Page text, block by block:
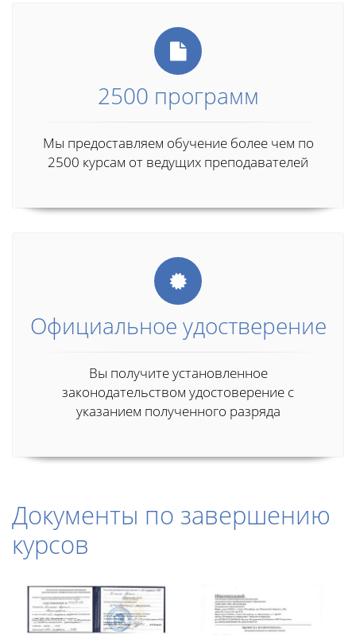
2500 программ
Мы предоставляем обучение более чем по
2500 курсам от ведущих преподавателей
Официальное удостверение
Вы получите установленное
законодательством удостоверение с
указанием полученного разряда
Документы по завершению
курсов